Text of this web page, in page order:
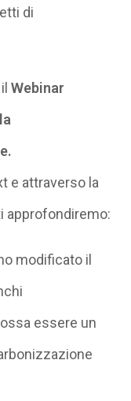
di
Webinar
e attraverso la
approfondiremo:
modificato il
essere un